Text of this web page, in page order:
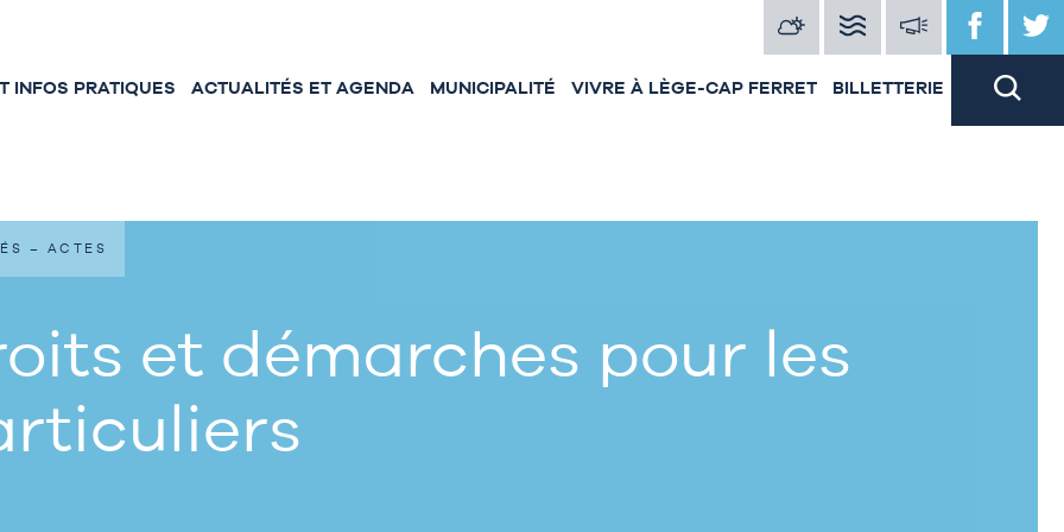
INFOS PRATIQUES ACTUALITÉS ET AGENDA MUNICIPALITÉ VIVRE À LÈGE-CAP FERRET BILLETTERIE
et démarches pour les
– ACTES